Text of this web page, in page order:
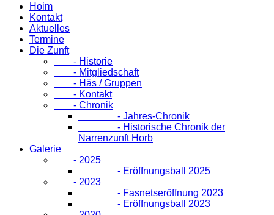
Hoim
Kontakt
Aktuelles
Termine
Die Zunft
- Historie
- Mitgliedschaft
- Häs / Gruppen
- Kontakt
- Chronik
- Jahres-Chronik
- Historische Chronik der
Narrenzunft Horb
Galerie
- 2025
- Eröffnungsball 2025
- 2023
- Fasnetseröffnung 2023
- Eröffnungsball 2023